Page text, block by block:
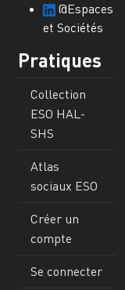
@Espaces
et Sociétés
Pratiques
Collection
ESO HAL-
SHS
Atlas
sociaux ESO
Créer un
compte
Se connecter